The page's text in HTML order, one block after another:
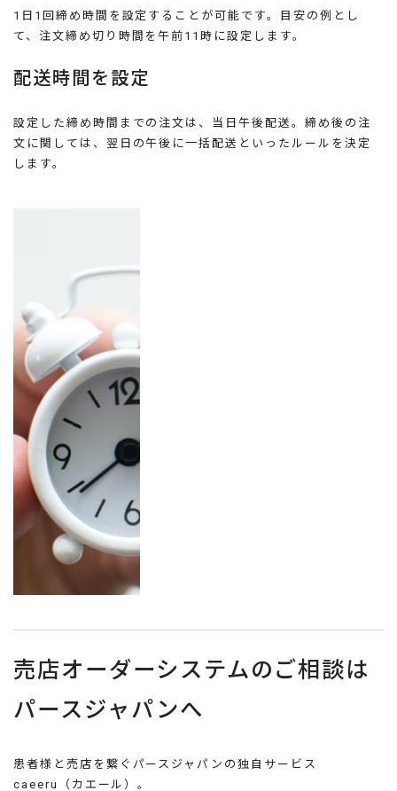
1日1回締め時間を設定することが可能です。目安の例とし
て、注文締め切り時間を午前11時に設定します。
配送時間を設定
設定した締め時間までの注文は、当日午後配送。締め後の注
文に関しては、翌日の午後に一括配送といったルールを決定
します。
売店オーダーシステムのご相談は
パースジャパンへ
患者様と売店を繋ぐパースジャパンの独自サービス
caeeru（カエール）。